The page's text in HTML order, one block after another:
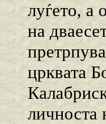
луѓето, а
на
црквата
личноста